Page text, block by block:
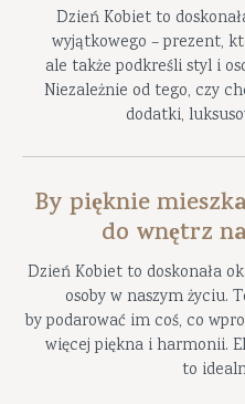
Dzień Kobiet to
wyjątkowego – prezent,
ale także podkreśli styl i
Niezależnie od tego, czy
dodatki,
By pięknie
do wnętrz
Dzień Kobiet to doskonała
osoby w naszym życiu.
by podarować im coś, co
więcej piękna i harmonii.
to